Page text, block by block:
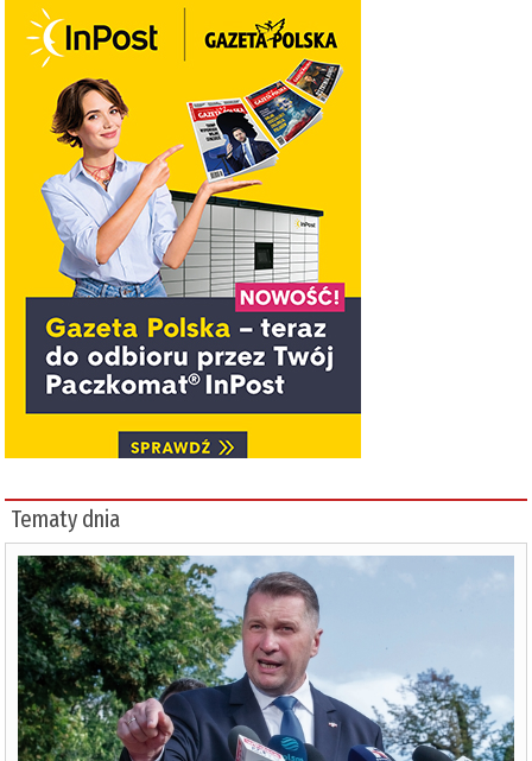
Tematy dnia